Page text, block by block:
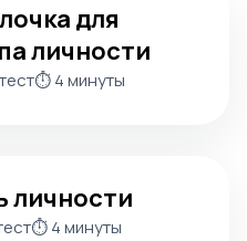
для
личности
⏱️ 4 минуты
личности
⏱️ 4 минуты